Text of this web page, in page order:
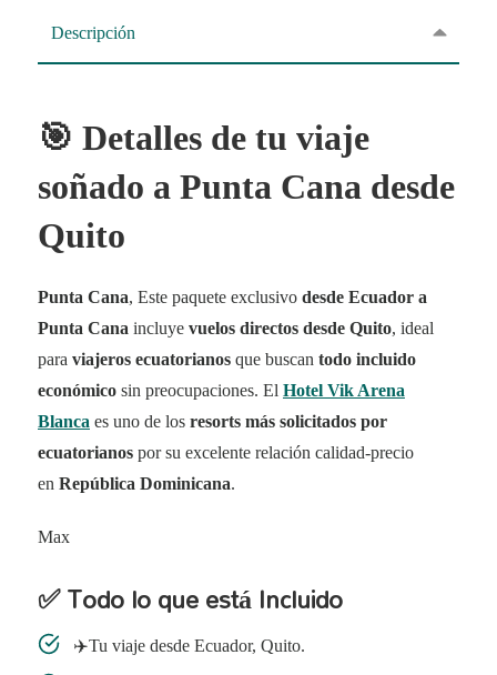
Descripción
🎯 Detalles de tu viaje
soñado a Punta Cana desde
Quito
Punta Cana, Este paquete exclusivo desde Ecuador a
Punta Cana incluye vuelos directos desde Quito, ideal
para viajeros ecuatorianos que buscan todo incluido
económico sin preocupaciones. El Hotel Vik Arena
Blanca es uno de los resorts más solicitados por
ecuatorianos por su excelente relación calidad-precio
en República Dominicana.
Max
✅ Todo lo que está Incluido
✈️Tu viaje desde Ecuador, Quito.